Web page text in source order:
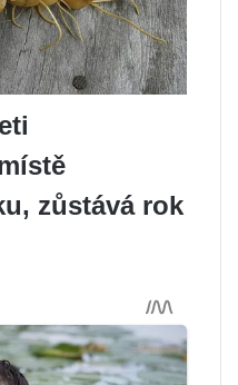
zůstává rok